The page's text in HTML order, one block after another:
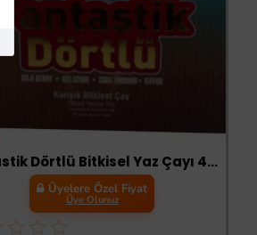
Fantastik Dörtlü Bitkisel Yaz Çayı 45 Süzen Poşet
Üyelere Özel Fiyat
Üye Olunuz